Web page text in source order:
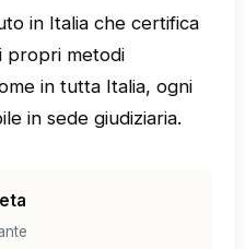
in Italia che certifica
propri metodi
in tutta Italia, ogni
in sede giudiziaria.